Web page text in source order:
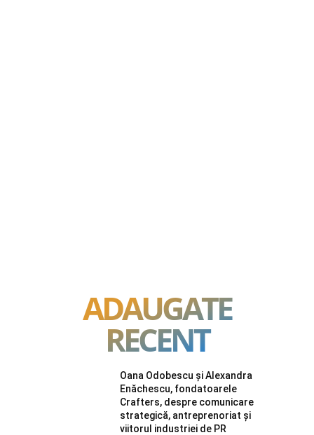
ADAUGATE
RECENT
Oana Odobescu și Alexandra
Enăchescu, fondatoarele
Crafters, despre comunicare
strategică, antreprenoriat și
viitorul industriei de PR